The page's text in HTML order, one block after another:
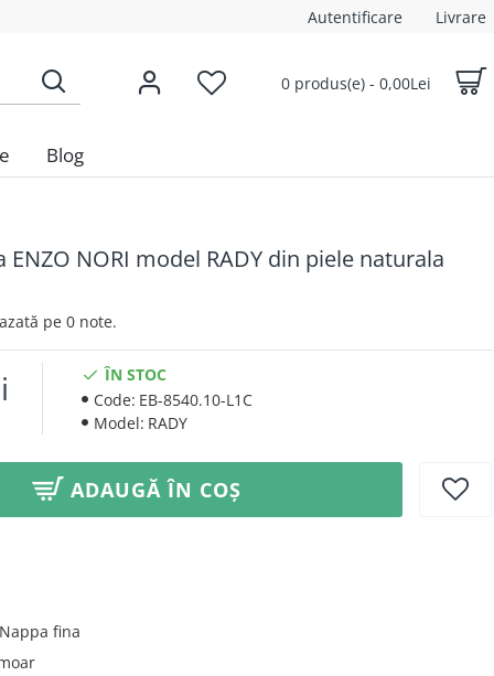
Autentificare Livrare
0 produs(e) - 0,00Lei
Blog
ENZO NORI model RADY din piele naturala
pe 0 note.
ÎN STOC
Code: EB-8540.10-L1C
Model: RADY
ADAUGĂ ÎN COȘ
Nappa fina